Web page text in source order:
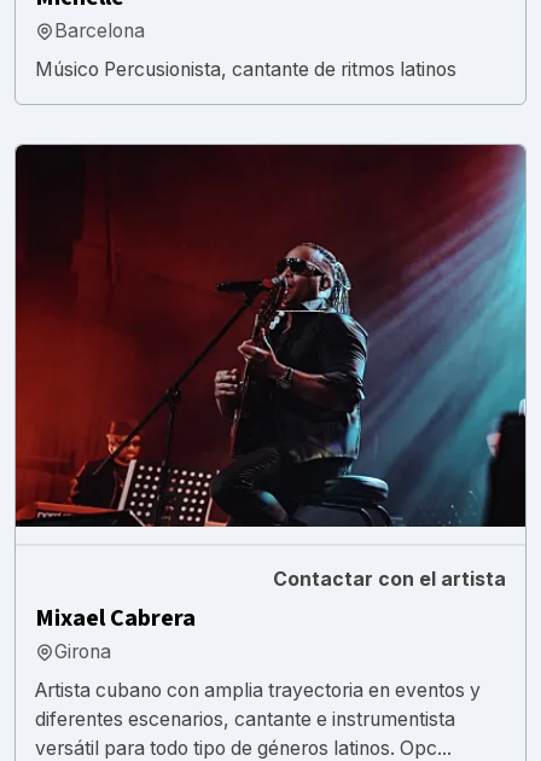
Barcelona
Músico Percusionista, cantante de ritmos latinos
Contactar con el artista
Mixael Cabrera
Girona
Artista cubano con amplia trayectoria en eventos y
diferentes escenarios, cantante e instrumentista
versátil para todo tipo de géneros latinos. Opc...